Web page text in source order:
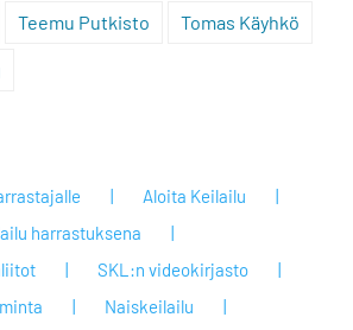
Teemu Putkisto Tomas Käyhkö
Aloita Keilailu
harrastuksena
SKL:n videokirjasto
Naiskeilailu